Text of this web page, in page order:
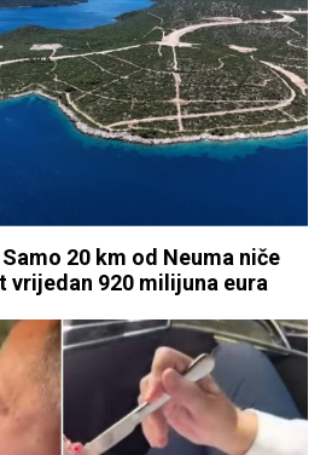
20 km od Neuma niče
vrijedan 920 milijuna eura